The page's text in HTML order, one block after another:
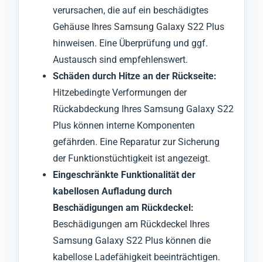
verursachen, die auf ein beschädigtes
Gehäuse Ihres Samsung Galaxy S22 Plus
hinweisen. Eine Überprüfung und ggf.
Austausch sind empfehlenswert.
Schäden durch Hitze an der Rückseite:
Hitzebedingte Verformungen der
Rückabdeckung Ihres Samsung Galaxy S22
Plus können interne Komponenten
gefährden. Eine Reparatur zur Sicherung
der Funktionstüchtigkeit ist angezeigt.
Eingeschränkte Funktionalität der
kabellosen Aufladung durch
Beschädigungen am Rückdeckel:
Beschädigungen am Rückdeckel Ihres
Samsung Galaxy S22 Plus können die
kabellose Ladefähigkeit beeinträchtigen.